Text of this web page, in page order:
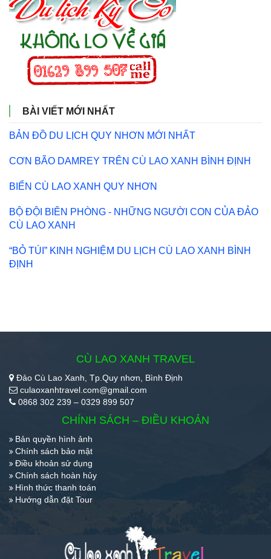
BÀI VIẾT MỚI NHẤT
BẢN ĐỒ DU LỊCH QUY NHƠN MỚI NHẤT
CƠN BÃO DAMREY TRÊN CÙ LAO XANH BÌNH ĐỊNH
BIỂN CÙ LAO XANH QUY NHƠN
BỘ ĐỘI BIÊN PHÒNG - NHỮNG NGƯỜI CON CỦA ĐẢO
CÙ LAO XANH
“BỎ TÚI” KINH NGHIỆM DU LỊCH CÙ LAO XANH BÌNH
ĐỊNH
CÙ LAO XANH TRAVEL
Đảo Cù Lao Xanh, Tp.Quy nhơn, Bình Định
culaoxanhtravel.com@gmail.com
0868 302 239 – 0329 899 507
CHÍNH SÁCH – ĐIỀU KHOẢN
Bản quyền hình ảnh
Chính sách bảo mật
Điều khoản sử dụng
Chính sách hoàn hủy
Hình thức thanh toán
Hướng dẫn đặt Tour